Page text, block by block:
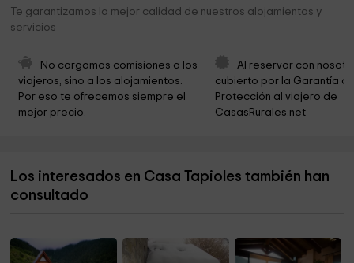
Mare de Déu de Savila
Ayuntamiento de Peramola
Ermita de Sant Julià
Iglesia Sant Miquel de Vilaplana 6,4 km
Ermita de Sant Marc 6,7 km
Te garantizamos la mejor calidad de nuestros alojamientos y
servicios
No cargamos comisiones a los
viajeros, sino a los alojamientos.
Por eso te ofrecemos siempre el
mejor precio.
Al reservar con
cubierto por la Garantía
Protección al viajero de
CasasRurales.net
Los interesados en Casa Tapioles también han
consultado